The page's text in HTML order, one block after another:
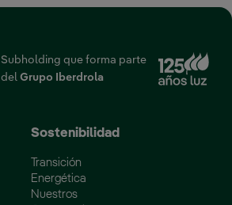
Subholding que forma parte
del Grupo Iberdrola
Sostenibilidad
Transición
Energética
Nuestros